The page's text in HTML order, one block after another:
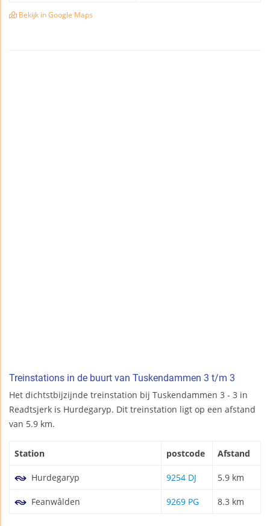
Bekijk in Google Maps
Treinstations in de buurt van Tuskendammen 3 t/m 3
Het dichtstbijzijnde treinstation bij Tuskendammen 3 - 3 in
Readtsjerk is Hurdegaryp. Dit treinstation ligt op een afstand
van 5.9 km.
Station postcode Afstand
Hurdegaryp 9254 DJ 5.9 km
Feanwâlden 9269 PG 8.3 km